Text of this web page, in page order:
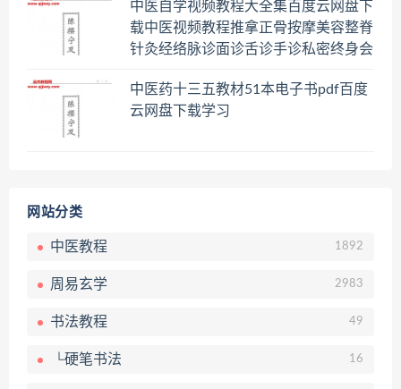
中医自学视频教程大全集百度云网盘下
载中医视频教程推拿正骨按摩美容整脊
针灸经络脉诊面诊舌诊手诊私密终身会
中医药十三五教材51本电子书pdf百度
云网盘下载学习
网站分类
中医教程 1892
周易玄学 2983
书法教程 49
└硬笔书法 16